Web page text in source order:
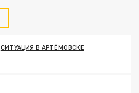
СИТУАЦИЯ В АРТЁМОВСКЕ